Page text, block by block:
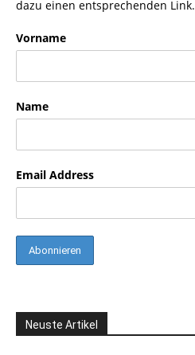
dazu einen entsprechenden Link.
Vorname
Name
Email Address
Neuste Artikel